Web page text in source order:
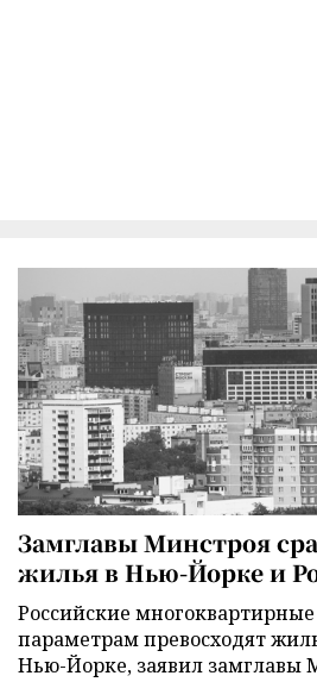
Замглавы Минстроя
жилья в Нью-Йорке и
Российские
параметрам превосходят
Нью-Йорке, заявил замглавы